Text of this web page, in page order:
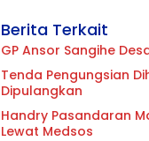
Berita Terkait
GP Ansor Sangihe
Tenda Pengungsian
Dipulangkan
Handry Pasandaran
Lewat Medsos